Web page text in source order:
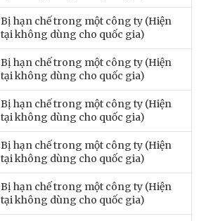
Bị hạn chế trong một công ty (Hiện
tại không dùng cho quốc gia)
Bị hạn chế trong một công ty (Hiện
tại không dùng cho quốc gia)
Bị hạn chế trong một công ty (Hiện
tại không dùng cho quốc gia)
Bị hạn chế trong một công ty (Hiện
tại không dùng cho quốc gia)
Bị hạn chế trong một công ty (Hiện
tại không dùng cho quốc gia)